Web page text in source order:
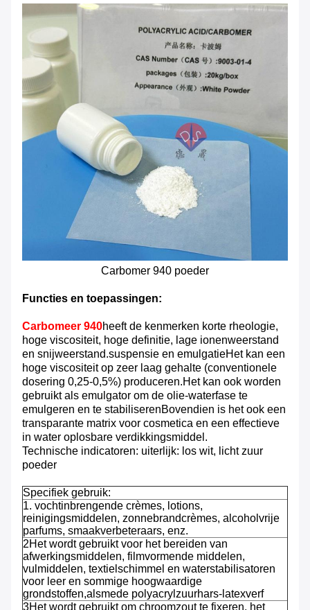
Carbomer 940 poeder
Functies en toepassingen:
Carbomeer 940heeft de kenmerken korte rheologie,
hoge viscositeit, hoge definitie, lage ionenweerstand
en snijweerstand.suspensie en emulgatieHet kan een
hoge viscositeit op zeer laag gehalte (conventionele
dosering 0,25-0,5%) produceren.Het kan ook worden
gebruikt als emulgator om de olie-waterfase te
emulgeren en te stabiliserenBovendien is het ook een
transparante matrix voor cosmetica en een effectieve
in water oplosbare verdikkingsmiddel.
Technische indicatoren: uiterlijk: los wit, licht zuur
poeder
Specifiek gebruik:
1. vochtinbrengende crèmes, lotions,
reinigingsmiddelen, zonnebrandcrèmes, alcoholvrije
parfums, smaakverbeteraars, enz.
2Het wordt gebruikt voor het bereiden van
afwerkingsmiddelen, filmvormende middelen,
vulmiddelen, textielschimmel en waterstabilisatoren
voor leer en sommige hoogwaardige
grondstoffen,alsmede polyacrylzuurhars-latexverf
3Het wordt gebruikt om chroomzout te fixeren, het